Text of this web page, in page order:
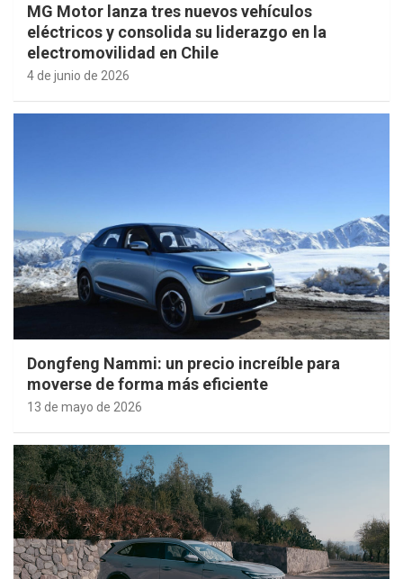
MG Motor lanza tres nuevos vehículos
eléctricos y consolida su liderazgo en la
electromovilidad en Chile
4 de junio de 2026
Dongfeng Nammi: un precio increíble para
moverse de forma más eficiente
13 de mayo de 2026